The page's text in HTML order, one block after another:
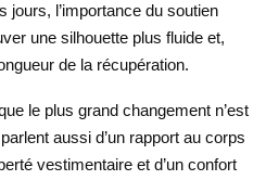
jours, l’importance du soutien
une silhouette plus fluide et,
de la récupération.
le plus grand changement n’est
aussi d’un rapport au corps
vestimentaire et d’un confort